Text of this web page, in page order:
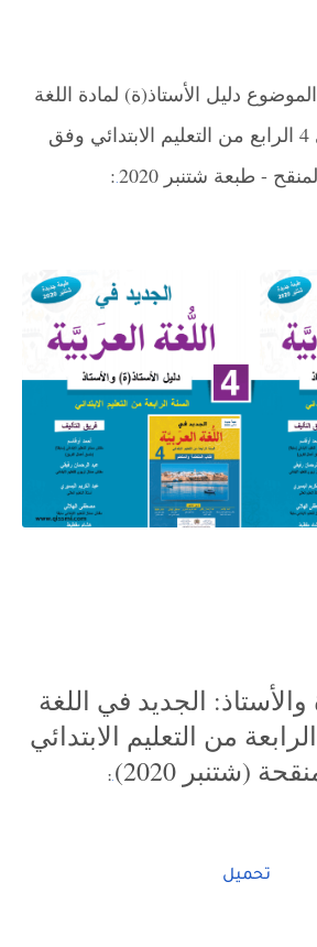
دليل الأستاذ(ة) لمادة اللغة
العربية للمستوى 4 الرابع من التعليم الابتدائي وفق
- طبعة شتنبر 2020
.
:
والأستاذ: الجديد في اللغة
من التعليم الابتدائي
(شتنبر 2020)
.
:
تحميل